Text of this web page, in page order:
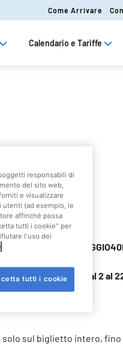
Come Arrivare
Calendario e Tariffe
Con il codice
giorno a tua scelta dal 2 al
sul biglietto intero, fino
responsabili di
del sito web,
e visualizzare
utenti (ad esempio, le
affinché possa
tutti i cookie" per
l'uso dei
tutti i cookie